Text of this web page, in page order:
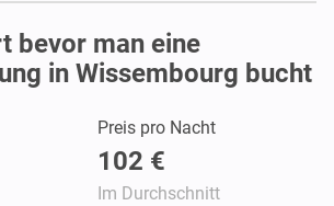
bevor man eine
in Wissembourg bucht
Preis pro Nacht
102 €
Im Durchschnitt